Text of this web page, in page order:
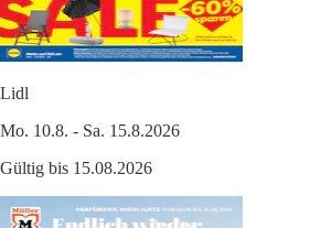
Lidl
Mo. 10.8. - Sa. 15.8.2026
Gültig bis 15.08.2026